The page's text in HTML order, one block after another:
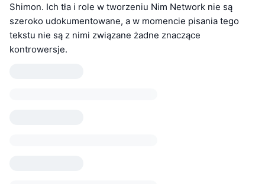
Shimon. Ich tła i role w tworzeniu Nim Network nie są
szeroko udokumentowane, a w momencie pisania tego
tekstu nie są z nimi związane żadne znaczące
kontrowersje.